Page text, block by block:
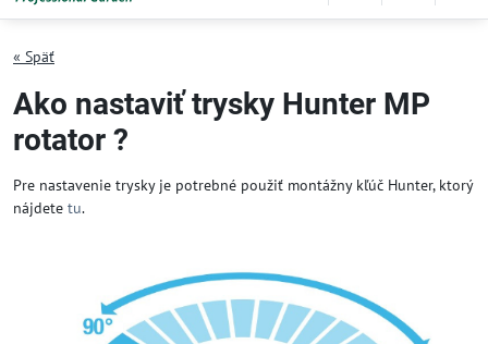
« Späť
Ako nastaviť trysky Hunter MP
rotator ?
Pre nastavenie trysky je potrebné použiť montážny kľúč Hunter, ktorý
nájdete tu.